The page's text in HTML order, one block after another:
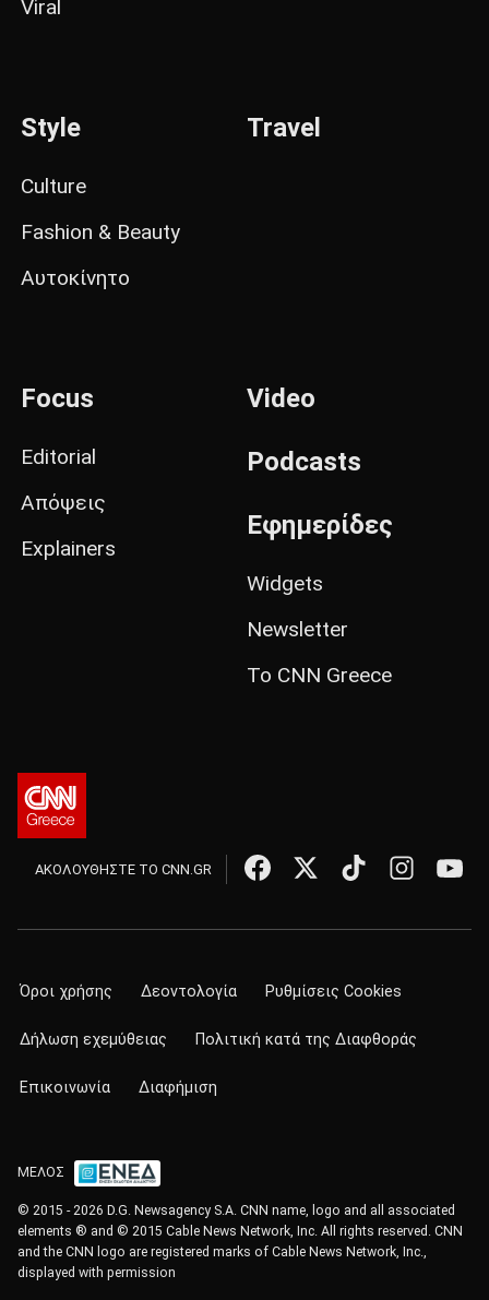
Viral
Style
Culture
Fashion & Beauty
Αυτοκίνητο
Travel
Focus
Editorial
Απόψεις
Explainers
Video
Podcasts
Εφημερίδες
Widgets
Newsletter
Το CNN Greece
ΑΚΟΛΟΥΘΗΣΤΕ ΤΟ CNN.GR
Όροι χρήσης Δεοντολογία Ρυθμίσεις Cookies
Δήλωση εχεμύθειας Πολιτική κατά της Διαφθοράς
Επικοινωνία Διαφήμιση
ΜΕΛΟΣ
© 2015 - 2026 D.G. Newsagency S.A. CNN name, logo and all associated
elements ® and © 2015 Cable News Network, Inc. All rights reserved. CNN
and the CNN logo are registered marks of Cable News Network, Inc.,
displayed with permission